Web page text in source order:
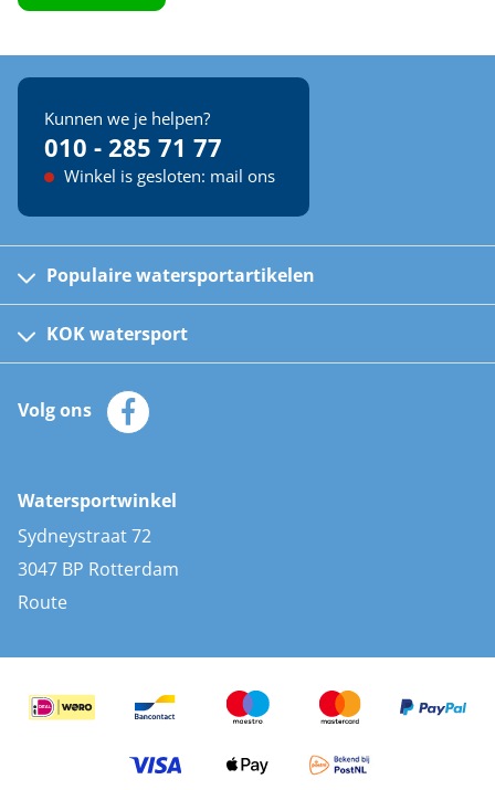
Kunnen we je helpen?
010 - 285 71 77
Winkel is gesloten: mail ons
Populaire watersportartikelen
Kinder reddingsvesten
Automatische reddingsvesten
Zeilkleding
Zonnepanelen
AIS transponders
Stootwillen en fenders
Bootkussens
Zwemtrappen
KOK watersport
Klantenservice
Merken
Volg ons
Watersportwinkel
Sydneystraat 72
3047 BP Rotterdam
Route